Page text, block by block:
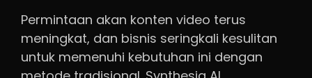
Permintaan akan konten video terus
meningkat, dan bisnis seringkali kesulitan
untuk memenuhi kebutuhan ini dengan